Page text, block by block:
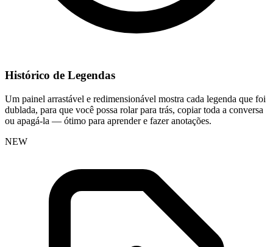
Histórico de Legendas
Um painel arrastável e redimensionável mostra cada legenda que foi
dublada, para que você possa rolar para trás, copiar toda a conversa
ou apagá-la — ótimo para aprender e fazer anotações.
NEW